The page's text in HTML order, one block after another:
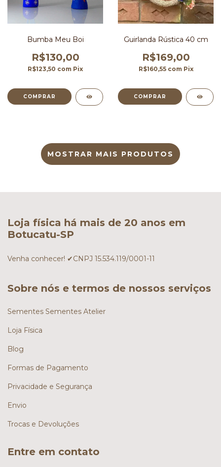
Bumba Meu Boi
R$130,00
R$123,50 com Pix
COMPRAR
Guirlanda Rústica 40 cm
R$169,00
R$160,55 com Pix
MOSTRAR MAIS PRODUTOS
Loja física há mais de 20 anos em
Botucatu-SP
Venha conhecer! ✔CNPJ 15.534.119/0001-11
Sobre nós e termos de nossos serviços
Sementes Sementes Atelier
Loja Física
Blog
Formas de Pagamento
Privacidade e Segurança
Envio
Trocas e Devoluções
Entre em contato